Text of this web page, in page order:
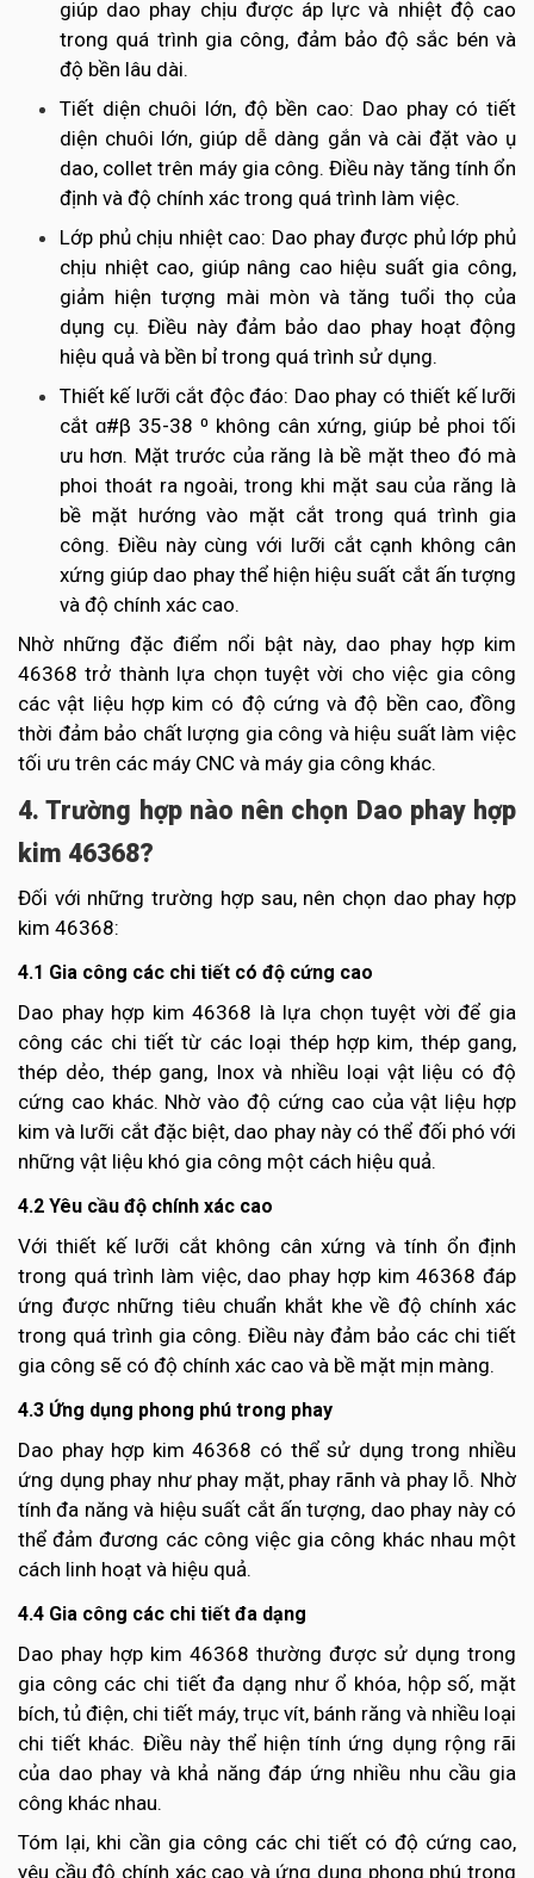
giúp dao phay chịu được áp lực và nhiệt độ cao
trong quá trình gia công, đảm bảo độ sắc bén và
độ bền lâu dài.
Tiết diện chuôi lớn, độ bền cao: Dao phay có tiết
diện chuôi lớn, giúp dễ dàng gắn và cài đặt vào ụ
dao, collet trên máy gia công. Điều này tăng tính ổn
định và độ chính xác trong quá trình làm việc.
Lớp phủ chịu nhiệt cao: Dao phay được phủ lớp phủ
chịu nhiệt cao, giúp nâng cao hiệu suất gia công,
giảm hiện tượng mài mòn và tăng tuổi thọ của
dụng cụ. Điều này đảm bảo dao phay hoạt động
hiệu quả và bền bỉ trong quá trình sử dụng.
Thiết kế lưỡi cắt độc đáo: Dao phay có thiết kế lưỡi
cắt ɑ#β 35-38 ⁰ không cân xứng, giúp bẻ phoi tối
ưu hơn. Mặt trước của răng là bề mặt theo đó mà
phoi thoát ra ngoài, trong khi mặt sau của răng là
bề mặt hướng vào mặt cắt trong quá trình gia
công. Điều này cùng với lưỡi cắt cạnh không cân
xứng giúp dao phay thể hiện hiệu suất cắt ấn tượng
và độ chính xác cao.
Nhờ những đặc điểm nổi bật này, dao phay hợp kim
46368 trở thành lựa chọn tuyệt vời cho việc gia công
các vật liệu hợp kim có độ cứng và độ bền cao, đồng
thời đảm bảo chất lượng gia công và hiệu suất làm việc
tối ưu trên các máy CNC và máy gia công khác.
4. Trường hợp nào nên chọn Dao phay hợp
kim 46368?
Đối với những trường hợp sau, nên chọn dao phay hợp
kim 46368:
4.1 Gia công các chi tiết có độ cứng cao
Dao phay hợp kim 46368 là lựa chọn tuyệt vời để gia
công các chi tiết từ các loại thép hợp kim, thép gang,
thép dẻo, thép gang, Inox và nhiều loại vật liệu có độ
cứng cao khác. Nhờ vào độ cứng cao của vật liệu hợp
kim và lưỡi cắt đặc biệt, dao phay này có thể đối phó với
những vật liệu khó gia công một cách hiệu quả.
4.2 Yêu cầu độ chính xác cao
Với thiết kế lưỡi cắt không cân xứng và tính ổn định
trong quá trình làm việc, dao phay hợp kim 46368 đáp
ứng được những tiêu chuẩn khắt khe về độ chính xác
trong quá trình gia công. Điều này đảm bảo các chi tiết
gia công sẽ có độ chính xác cao và bề mặt mịn màng.
4.3 Ứng dụng phong phú trong phay
Dao phay hợp kim 46368 có thể sử dụng trong nhiều
ứng dụng phay như phay mặt, phay rãnh và phay lỗ. Nhờ
tính đa năng và hiệu suất cắt ấn tượng, dao phay này có
thể đảm đương các công việc gia công khác nhau một
cách linh hoạt và hiệu quả.
4.4 Gia công các chi tiết đa dạng
Dao phay hợp kim 46368 thường được sử dụng trong
gia công các chi tiết đa dạng như ổ khóa, hộp số, mặt
bích, tủ điện, chi tiết máy, trục vít, bánh răng và nhiều loại
chi tiết khác. Điều này thể hiện tính ứng dụng rộng rãi
của dao phay và khả năng đáp ứng nhiều nhu cầu gia
công khác nhau.
Tóm lại, khi cần gia công các chi tiết có độ cứng cao,
yêu cầu độ chính xác cao và ứng dụng phong phú trong